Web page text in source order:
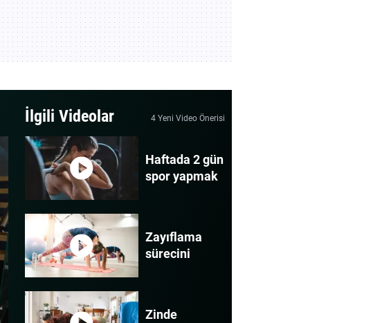
İlgili Videolar 4 Yeni Video Önerisi
Haftada 2 gün
spor yapmak
Zayıflama
sürecini
Zinde